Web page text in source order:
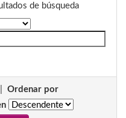
de búsqueda
Ordenar por